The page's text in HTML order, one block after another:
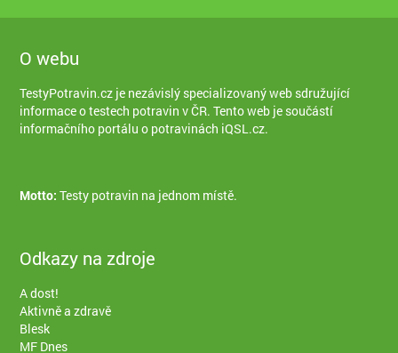
O webu
TestyPotravin.cz je nezávislý specializovaný web sdružující
informace o testech potravin v ČR. Tento web je součástí
informačního portálu o potravinách iQSL.cz.
Motto: Testy potravin na jednom místě.
Odkazy na zdroje
A dost!
Aktivně a zdravě
Blesk
MF Dnes